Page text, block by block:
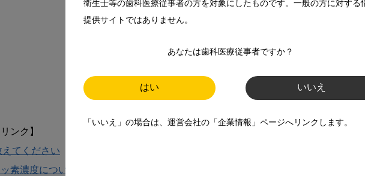
衛生士等の歯科医療従事者の方を対象にしたものです。一般の方に対する
提供サイトではありません。
あなたは歯科医療従事者ですか？
はい いいえ
「いいえ」の場合は、運営会社の「企業情報」ページへリンクします。
えてください
素濃度について教えてください